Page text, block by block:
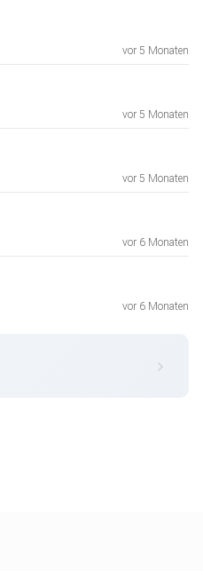
vor 5 Monaten
vor 5 Monaten
vor 5 Monaten
vor 6 Monaten
vor 6 Monaten